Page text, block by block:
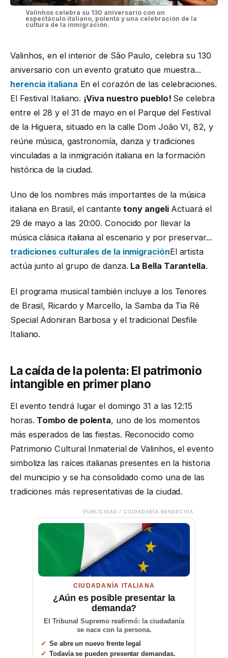
Valinhos celebra su 130 aniversario con un
espectáculo italiano, polenta y una celebración de la
cultura de la inmigración.
Valinhos, en el interior de São Paulo, celebra su 130
aniversario con un evento gratuito que muestra...
herencia italiana En el corazón de las celebraciones.
El Festival Italiano. ¡Viva nuestro pueblo! Se celebra
entre el 28 y el 31 de mayo en el Parque del Festival
de la Higuera, situado en la calle Dom João VI, 82, y
reúne música, gastronomía, danza y tradiciones
vinculadas a la inmigración italiana en la formación
histórica de la ciudad.
Uno de los nombres más importantes de la música
italiana en Brasil, el cantantetony angeliActuará el
29 de mayo a las 20:00. Conocido por llevar la
música clásica italiana al escenario y por preservar...
tradiciones culturales de la inmigraciónEl artista
actúa junto al grupo de danza. La Bella Tarantella.
El programa musical también incluye a los Tenores
de Brasil, Ricardo y Marcello, la Samba da Tia Rê
Special Adoniran Barbosa y el tradicional Desfile
Italiano.
La caída de la polenta: El patrimonio
intangible en primer plano
El evento tendrá lugar el domingo 31 a las 12:15
horas. Tombo de polenta, uno de los momentos
más esperados de las fiestas. Reconocido como
Patrimonio Cultural Inmaterial de Valinhos, el evento
simboliza las raíces italianas presentes en la historia
del municipio y se ha consolidado como una de las
tradiciones más representativas de la ciudad.
PUBLICIDAD / CIUDADANÍA BENDECIDA
CIUDADANÍA ITALIANA
¿Aún es posible presentar la
demanda?
El Tribunal Supremo reafirmó: la ciudadanía
se nace con la persona.
Se abre un nuevo frente legal
Todavía se pueden presentar demandas.